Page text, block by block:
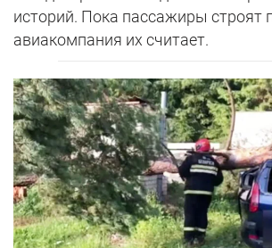
историй. Пока пассажиры строят
авиакомпания их считает.